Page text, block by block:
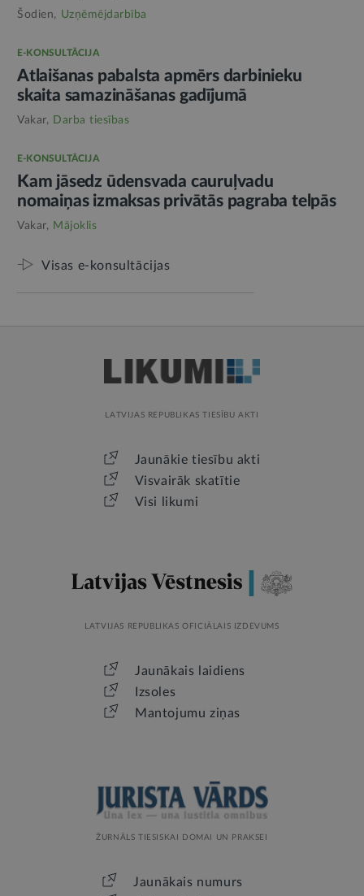
Šodien, Uzņēmējdarbība
E-KONSULTĀCIJA
Atlaišanas pabalsta apmērs darbinieku
skaita samazināšanas gadījumā
Vakar, Darba tiesības
E-KONSULTĀCIJA
Kam jāsedz ūdensvada cauruļvadu
nomaiņas izmaksas privātās pagraba telpās
Vakar, Mājoklis
Visas e-konsultācijas
LATVIJAS REPUBLIKAS TIESĪBU AKTI
Jaunākie tiesību akti
Visvairāk skatītie
Visi likumi
LATVIJAS REPUBLIKAS OFICIĀLAIS IZDEVUMS
Jaunākais laidiens
Izsoles
Mantojumu ziņas
ŽURNĀLS TIESISKAI DOMAI UN PRAKSEI
Jaunākais numurs